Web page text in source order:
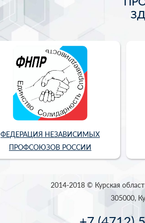
ФЕДЕРАЦИЯ НЕЗАВИСИМЫХ
ПРОФСОЮЗОВ РОССИИ
2014-2018 © Курская
305000,